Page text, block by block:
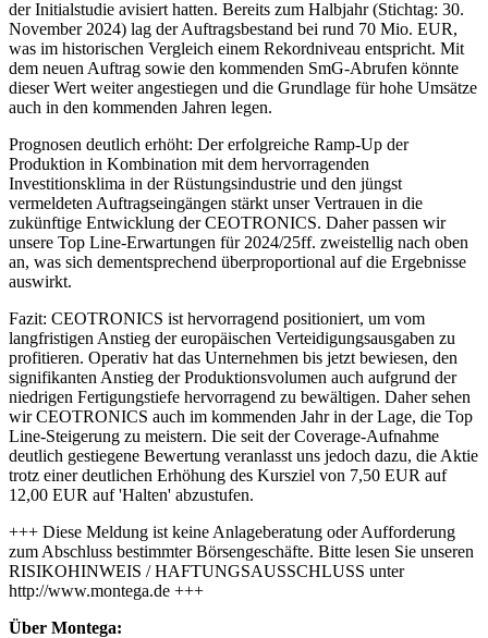
der Initialstudie avisiert hatten. Bereits zum Halbjahr (Stichtag: 30.
November 2024) lag der Auftragsbestand bei rund 70 Mio. EUR,
was im historischen Vergleich einem Rekordniveau entspricht. Mit
dem neuen Auftrag sowie den kommenden SmG-Abrufen könnte
dieser Wert weiter angestiegen und die Grundlage für hohe Umsätze
auch in den kommenden Jahren legen.
Prognosen deutlich erhöht: Der erfolgreiche Ramp-Up der
Produktion in Kombination mit dem hervorragenden
Investitionsklima in der Rüstungsindustrie und den jüngst
vermeldeten Auftragseingängen stärkt unser Vertrauen in die
zukünftige Entwicklung der CEOTRONICS. Daher passen wir
unsere Top Line-Erwartungen für 2024/25ff. zweistellig nach oben
an, was sich dementsprechend überproportional auf die Ergebnisse
auswirkt.
Fazit: CEOTRONICS ist hervorragend positioniert, um vom
langfristigen Anstieg der europäischen Verteidigungsausgaben zu
profitieren. Operativ hat das Unternehmen bis jetzt bewiesen, den
signifikanten Anstieg der Produktionsvolumen auch aufgrund der
niedrigen Fertigungstiefe hervorragend zu bewältigen. Daher sehen
wir CEOTRONICS auch im kommenden Jahr in der Lage, die Top
Line-Steigerung zu meistern. Die seit der Coverage-Aufnahme
deutlich gestiegene Bewertung veranlasst uns jedoch dazu, die Aktie
trotz einer deutlichen Erhöhung des Kursziel von 7,50 EUR auf
12,00 EUR auf 'Halten' abzustufen.
+++ Diese Meldung ist keine Anlageberatung oder Aufforderung
zum Abschluss bestimmter Börsengeschäfte. Bitte lesen Sie unseren
RISIKOHINWEIS / HAFTUNGSAUSSCHLUSS unter
http://www.montega.de +++
Über Montega: